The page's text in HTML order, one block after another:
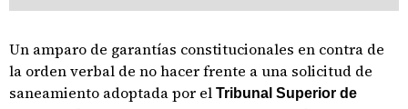
Un amparo de garantías constitucionales en contra de
la orden verbal de no hacer frente a una solicitud de
saneamiento adoptada por el Tribunal Superior de